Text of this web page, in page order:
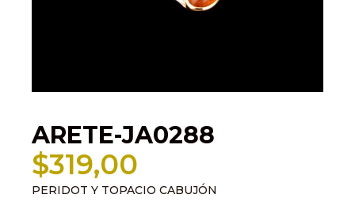
ARETE-JA0288
$319,00
PERIDOT Y TOPACIO CABUJÓN